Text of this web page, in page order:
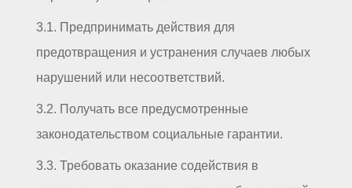
3.1. Предпринимать действия для
предотвращения и устранения случаев любых
нарушений или несоответствий.
3.2. Получать все предусмотренные
законодательством социальные гарантии.
3.3. Требовать оказание содействия в